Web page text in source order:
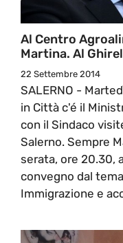
Al Centro
Martina. Al
22 Settembre 2014
SALERNO -
in Città c'é il
con il Sindaco
Salerno. Sempre
serata, ore 20.30,
convegno dal
Immigrazione e